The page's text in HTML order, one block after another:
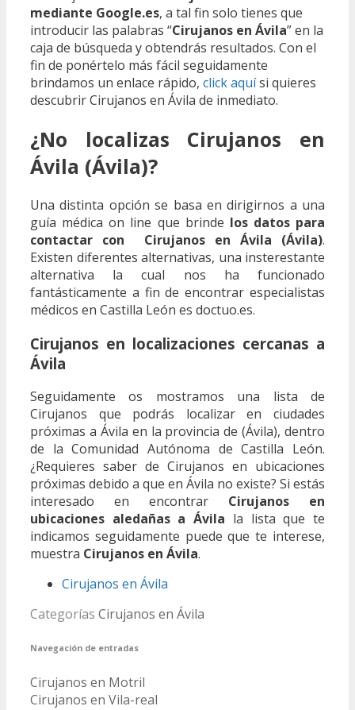
mediante Google.es, a tal fin solo tienes que
introducir las palabras “Cirujanos en Ávila” en la
caja de búsqueda y obtendrás resultados. Con el
fin de ponértelo más fácil seguidamente
brindamos un enlace rápido, click aquísi quieres
descubrir Cirujanos en Ávila de inmediato.
¿No localizas Cirujanos en
Ávila (Ávila)?
Una distinta opción se basa en dirigirnos a una
guía médica on line que brinde los datos para
contactar con Cirujanos en Ávila (Ávila).
Existen diferentes alternativas, una insterestante
alternativa la cual nos ha funcionado
fantásticamente a fin de encontrar especialistas
médicos en Castilla León es doctuo.es.
Cirujanos en localizaciones cercanas a
Ávila
Seguidamente os mostramos una lista de
Cirujanos que podrás localizar en ciudades
próximas a Ávila en la provincia de (Ávila), dentro
de la Comunidad Autónoma de Castilla León.
¿Requieres saber de Cirujanos en ubicaciones
próximas debido a que en Ávila no existe? Si estás
interesado en encontrar Cirujanos en
ubicaciones aledañas a Ávila la lista que te
indicamos seguidamente puede que te interese,
muestra Cirujanos en Ávila.
Cirujanos en Ávila
Categorías Cirujanos en Ávila
Navegación de entradas
Cirujanos en Motril
Cirujanos en Vila-real